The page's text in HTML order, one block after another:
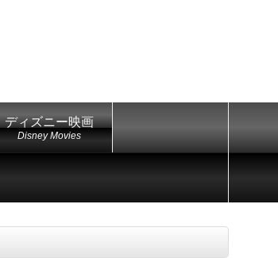
ディズニー映画
Disney Movies